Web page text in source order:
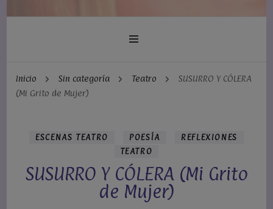
Inicio Sin categoría Teatro
SUSURRO Y CÓLERA
(Mi Grito de Mujer)
ESCENAS TEATRO POESÍA
REFLEXIONES
TEATRO
SUSURRO Y CÓLERA (Mi Grito
de Mujer)